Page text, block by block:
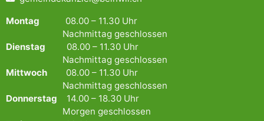
Montag 08.00 – 11.30 Uhr
Nachmittag geschlossen
Dienstag 08.00 – 11.30 Uhr
Nachmittag geschlossen
Mittwoch 08.00 – 11.30 Uhr
Nachmittag geschlossen
Donnerstag 14.00 – 18.30 Uhr
Morgen geschlossen